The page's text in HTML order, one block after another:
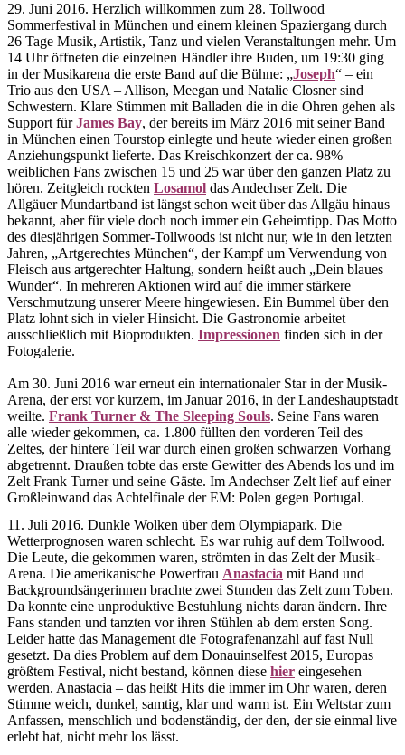
29. Juni 2016. Herzlich willkommen zum 28. Tollwood
Sommerfestival in München und einem kleinen Spaziergang durch
26 Tage Musik, Artistik, Tanz und vielen Veranstaltungen mehr. Um
14 Uhr öffneten die einzelnen Händler ihre Buden, um 19:30 ging
in der Musikarena die erste Band auf die Bühne: „Joseph“ – ein
Trio aus den USA – Allison, Meegan und Natalie Closner sind
Schwestern. Klare Stimmen mit Balladen die in die Ohren gehen als
Support fürJames Bay, der bereits im März 2016 mit seiner Band
in München einen Tourstop einlegte und heute wieder einen großen
Anziehungspunkt lieferte. Das Kreischkonzert der ca. 98%
weiblichen Fans zwischen 15 und 25 war über den ganzen Platz zu
hören. Zeitgleich rockten Losamol das Andechser Zelt. Die
Allgäuer Mundartband ist längst schon weit über das Allgäu hinaus
bekannt, aber für viele doch noch immer ein Geheimtipp. Das Motto
des diesjährigen Sommer-Tollwoods ist nicht nur, wie in den letzten
Jahren, „Artgerechtes München“, der Kampf um Verwendung von
Fleisch aus artgerechter Haltung, sondern heißt auch „Dein blaues
Wunder“. In mehreren Aktionen wird auf die immer stärkere
Verschmutzung unserer Meere hingewiesen. Ein Bummel über den
Platz lohnt sich in vieler Hinsicht. Die Gastronomie arbeitet
ausschließlich mit Bioprodukten. Impressionen finden sich in der
Fotogalerie.
Am 30. Juni 2016 war erneut ein internationaler Star in der Musik-
Arena, der erst vor kurzem, im Januar 2016, in der Landeshauptstadt
weilte. Frank Turner & The Sleeping Souls. Seine Fans waren
alle wieder gekommen, ca. 1.800 füllten den vorderen Teil des
Zeltes, der hintere Teil war durch einen großen schwarzen Vorhang
abgetrennt. Draußen tobte das erste Gewitter des Abends los und im
Zelt Frank Turner und seine Gäste. Im Andechser Zelt lief auf einer
Großleinwand das Achtelfinale der EM: Polen gegen Portugal.
11. Juli 2016. Dunkle Wolken über dem Olympiapark. Die
Wetterprognosen waren schlecht. Es war ruhig auf dem Tollwood.
Die Leute, die gekommen waren, strömten in das Zelt der Musik-
Arena. Die amerikanische Powerfrau Anastacia mit Band und
Backgroundsängerinnen brachte zwei Stunden das Zelt zum Toben.
Da konnte eine unproduktive Bestuhlung nichts daran ändern. Ihre
Fans standen und tanzten vor ihren Stühlen ab dem ersten Song.
Leider hatte das Management die Fotografenanzahl auf fast Null
gesetzt. Da dies Problem auf dem Donauinselfest 2015, Europas
größtem Festival, nicht bestand, können diese hier eingesehen
werden. Anastacia – das heißt Hits die immer im Ohr waren, deren
Stimme weich, dunkel, samtig, klar und warm ist. Ein Weltstar zum
Anfassen, menschlich und bodenständig, der den, der sie einmal live
erlebt hat, nicht mehr los lässt.